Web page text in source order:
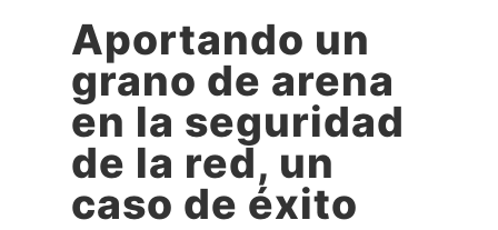
Aportando un
grano de arena
en la seguridad
de la red, un
caso de éxito